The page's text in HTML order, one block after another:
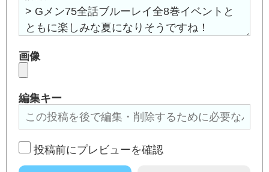
画像
編集キー
投稿前にプレビューを確認